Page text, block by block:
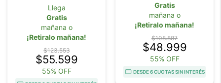
Llega
Gratis
mañana o
¡Retiralo mañana!
$123.553
$55.599
55% OFF
Gratis
mañana o
¡Retiralo mañana!
$108.887
$48.999
55% OFF
DESDE 6 CUOTAS SIN INTERÉS